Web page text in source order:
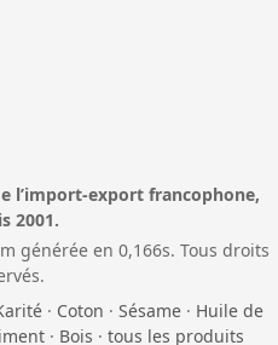
l’import-export francophone,
2001.
générée en 0,166s. Tous droits
· Coton · Sésame · Huile de
· Bois · tous les produits